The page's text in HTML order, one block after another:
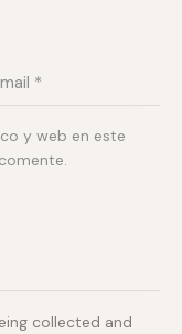
y web en este
collected and